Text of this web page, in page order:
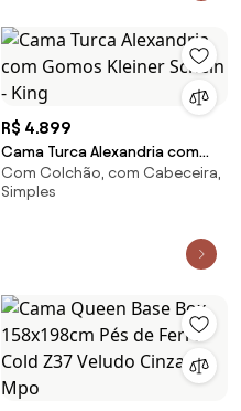
R$ 4.899
Cama Turca Alexandria com
Gomos Kleiner Schein - King
Com Colchão, com Cabeceira,
Simples